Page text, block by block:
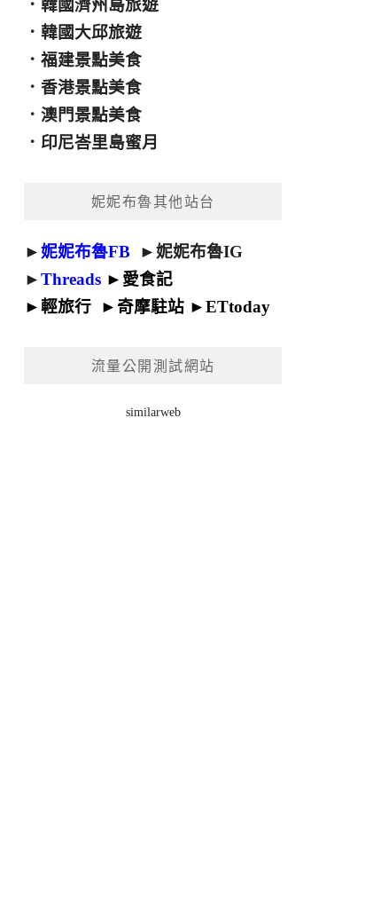
．韓國濟州島旅遊
．韓國大邱旅遊
．福建景點美食
．香港景點美食
．澳門景點美食
． 印尼峇里島蜜月
妮妮布魯其他站台
►妮妮布魯FB ►妮妮布魯IG
►Threads ► 愛食記
►輕旅行 ► 奇摩駐站 ►ETtoday
流量公開測試網站
similarweb